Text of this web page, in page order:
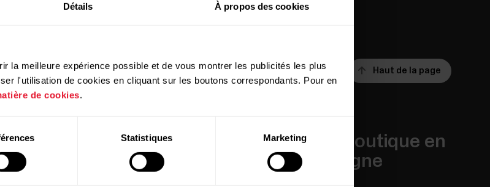
Détails À propos des cookies
la meilleure expérience possible et de vous montrer les publicités les plus
l'utilisation de cookies en cliquant sur les boutons correspondants. Pour en
de cookies.
Statistiques Marketing
Haut de la page
À propos de
Polar
Applis et
Services
Boutique en
ligne